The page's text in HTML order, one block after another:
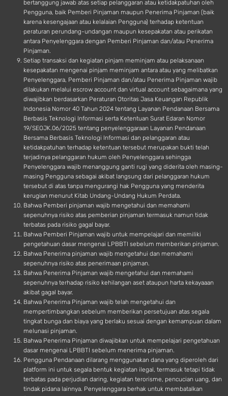
bertanggung jawab atas setiap pelanggaran atau ketidakpatuhan oleh
Pengguna, baik Pemberi Pinjaman maupun Penerima Pinjaman (baik
karena kesengajaan atau kelalaian Pengguna) terhadap ketentuan
peraturan perundang-undangan maupun kesepakatan atau perikatan
antara Penyelenggara dengan Pemberi Pinjaman dan/atau Penerima
Pinjaman.
Setiap transaksi dan kegiatan pinjam meminjam atau pelaksanaan
kesepakatan mengenai pinjam meminjam antara atau yang melibatkan
Penyelenggara, Pemberi Pinjaman dan/atau Penerima Pinjaman wajib
dilakukan melalui escrow account dan virtual account sebagaimana yang
diwajibkan berdasarkan Peraturan Otoritas Jasa Keuangan Republik
Indonesia Nomor 40 Tahun 2024 tentang Layanan Pendanaan Bersama
Berbasis Teknologi Informasi serta Ketentuan Surat Edaran Nomor
19/SEOJK.06/2025 tentang penyelenggaraan Layanan Pendanaan
Bersama Berbasis Teknologi Informasi dan pelanggaran atau
ketidakpatuhan terhadap ketentuan tersebut merupakan bukti telah
terjadinya pelanggaran hukum oleh Penyelenggara sehingga
Penyelenggara wajib menanggung ganti rugi yang diderita oleh masing-
masing Pengguna sebagai akibat langsung dari pelanggaran hukum
tersebut di atas tanpa mengurangi hak Pengguna yang menderita
kerugian menurut Kitab Undang-Undang Hukum Perdata.
Bahwa Pemberi pinjaman wajib mengetahui dan memahami
sepenuhnya risiko atas pemberian pinjaman termasuk namun tidak
terbatas pada risiko gagal bayar.
Bahwa Pemberi Pinjaman wajib untuk mempelajari dan memiliki
pengetahuan dasar mengenai LPBBTI sebelum memberikan pinjaman.
Bahwa Penerima pinjaman wajib mengetahui dan memahami
sepenuhnya risiko atas penerimaan pinjaman.
Bahwa Penerima Pinjaman wajib mengetahui dan memahami
sepenuhnya terhadap risiko kehilangan aset ataupun harta kekayaaan
akibat gagal bayar.
Bahwa Penerima Pinjaman wajib telah mengetahui dan
mempertimbangkan sebelum memberikan persetujuan atas segala
tingkat bunga dan biaya yang berlaku sesuai dengan kemampuan dalam
melunasi pinjaman.
Bahwa Penerima Pinjaman diwajibkan untuk mempelajari pengetahuan
dasar mengenai LPBBTI sebelum menerima pinjaman.
Pengguna Pendanaan dilarang menggunakan dana yang diperoleh dari
platform ini untuk segala bentuk kegiatan ilegal, termasuk tetapi tidak
terbatas pada perjudian daring, kegiatan terorisme, pencucian uang, dan
tindak pidana lainnya. Penyelenggara berhak untuk membatalkan